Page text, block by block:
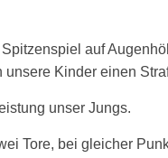
auf
unsere Kinder einen
unser Jungs.
Tore, bei gleicher